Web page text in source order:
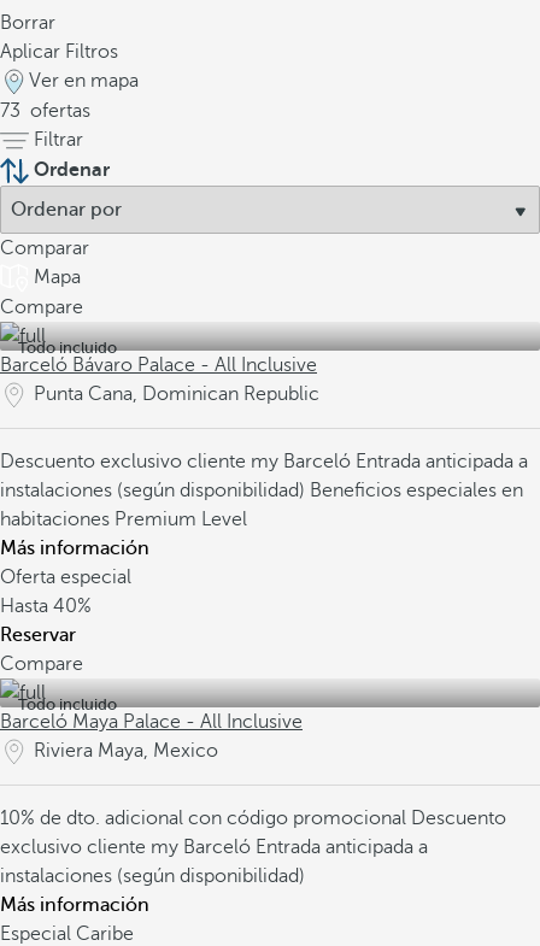
Borrar
Aplicar Filtros
Ver en mapa
73 ofertas
Filtrar
Ordenar
Comparar
Mapa
Compare
Todo incluido
Barceló Bávaro Palace - All Inclusive
Punta Cana, Dominican Republic
Descuento exclusivo cliente my Barceló Entrada anticipada a
instalaciones (según disponibilidad) Beneficios especiales en
habitaciones Premium Level
Más información
Oferta especial
Hasta 40%
Reservar
Compare
Todo incluido
Barceló Maya Palace - All Inclusive
Riviera Maya, Mexico
10% de dto. adicional con código promocional Descuento
exclusivo cliente my Barceló Entrada anticipada a
instalaciones (según disponibilidad)
Más información
Especial Caribe